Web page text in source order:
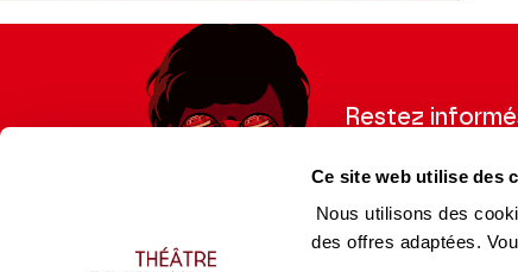
Ce site web utilise des
Nous utilisons des
des offres adaptées.
Restez
recevoir les